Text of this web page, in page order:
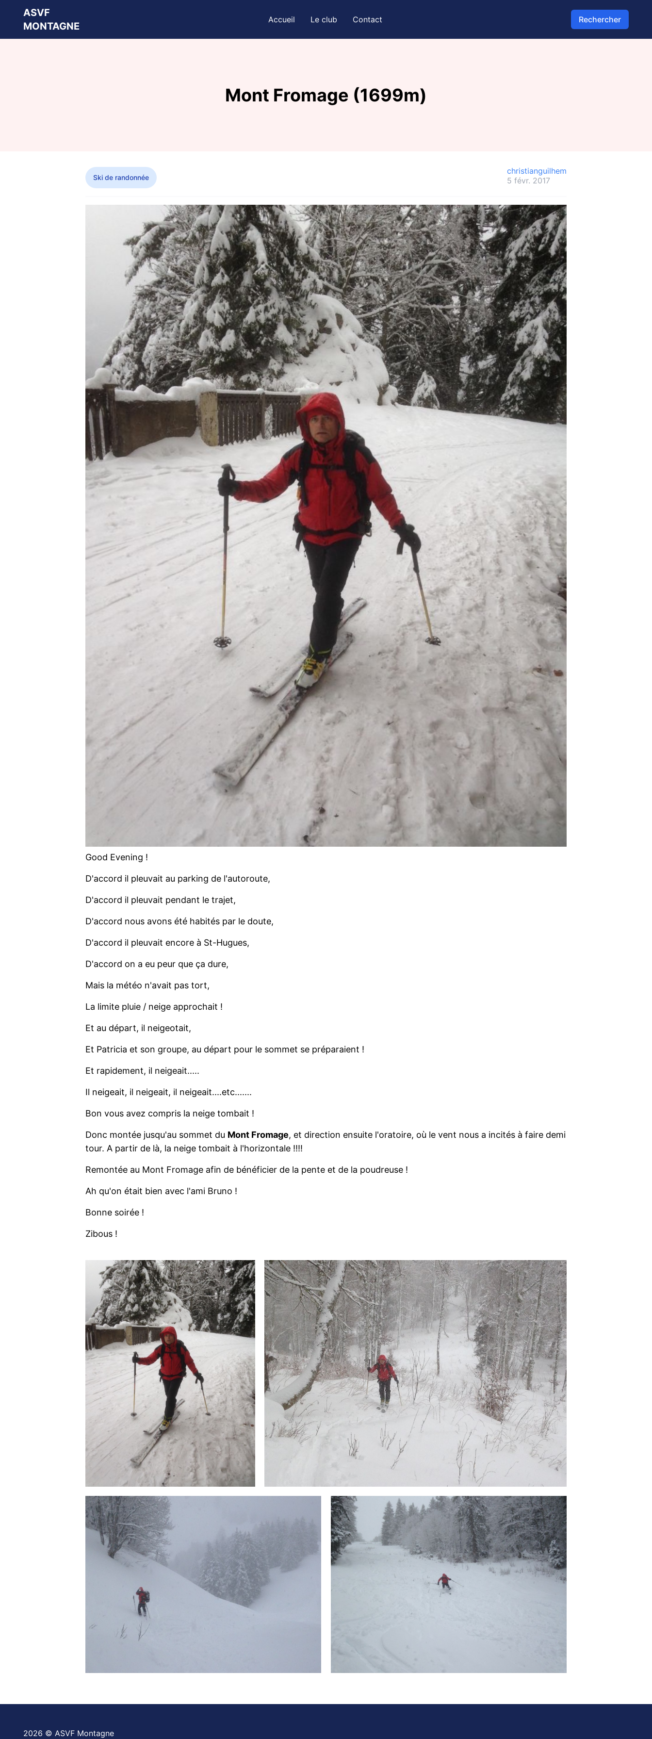
ASVF
MONTAGNE
Accueil Le club Contact Rechercher
Mont Fromage (1699m)
Ski de randonnée
christianguilhem
5 févr. 2017
Good Evening !
D'accord il pleuvait au parking de l'autoroute,
D'accord il pleuvait pendant le trajet,
D'accord nous avons été habités par le doute,
D'accord il pleuvait encore à St-Hugues,
D'accord on a eu peur que ça dure,
Mais la météo n'avait pas tort,
La limite pluie / neige approchait !
Et au départ, il neigeotait,
Et Patricia et son groupe, au départ pour le sommet se préparaient !
Et rapidement, il neigeait.....
Il neigeait, il neigeait, il neigeait....etc.......
Bon vous avez compris la neige tombait !
Donc montée jusqu'au sommet du Mont Fromage, et direction ensuite l'oratoire, où le vent nous a incités à faire demi
tour. A partir de là, la neige tombait à l'horizontale !!!!
Remontée au Mont Fromage afin de bénéficier de la pente et de la poudreuse !
Ah qu'on était bien avec l'ami Bruno !
Bonne soirée !
Zibous !
2026 © ASVF Montagne